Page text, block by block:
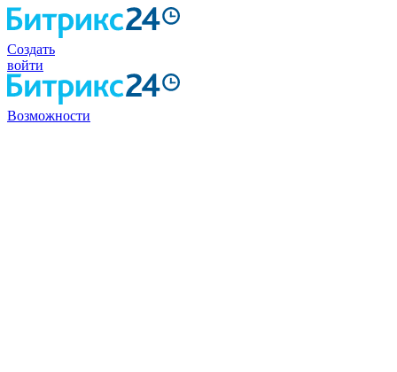
Создать
войти
Возможности